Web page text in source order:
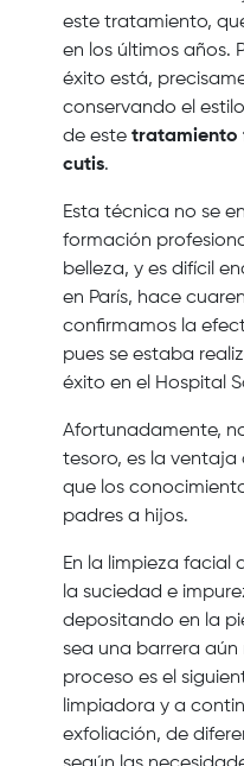
este tratamiento,
en los últimos años.
éxito está,
conservando el
de este tratamiento
cutis.
Esta técnica no se
formación
belleza, y es difícil
en París, hace
confirmamos la
pues se estaba
éxito en el Hospital
Afortunadamente,
tesoro, es la ventaja
que los
padres a hijos.
En la limpieza facial
la suciedad e
depositando en la
sea una barrera aún
proceso es el
limpiadora y a
exfoliación, de